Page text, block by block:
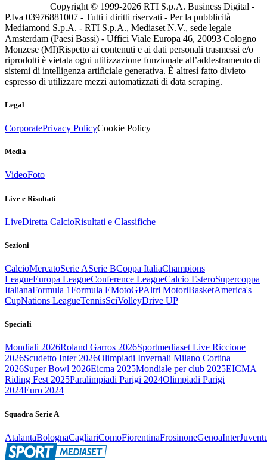
Copyright © 1999-2026 RTI S.p.A. Business Digital -
P.Iva 03976881007 - Tutti i diritti riservati - Per la pubblicità
Mediamond S.p.A. - RTI S.p.A., Mediaset N.V., sede legale
Amsterdam (Paesi Bassi) - Uffici Viale Europa 46, 20093 Cologno
Monzese (MI)Rispetto ai contenuti e ai dati personali trasmessi e/o
riprodotti è vietata ogni utilizzazione funzionale all’addestramento di
sistemi di intelligenza artificiale generativa. È altresì fatto divieto
espresso di utilizzare mezzi automatizzati di data scraping.
Legal
CorporatePrivacy PolicyCookie Policy
Media
VideoFoto
Live e Risultati
LiveDiretta CalcioRisultati e Classifiche
Sezioni
CalcioMercatoSerie ASerie BCoppa ItaliaChampions
LeagueEuropa LeagueConference LeagueCalcio EsteroSupercoppa
ItalianaFormula 1Formula EMotoGPAltri MotoriBasketAmerica's
CupNations LeagueTennisSciVolleyDrive UP
Speciali
Mondiali 2026Roland Garros 2026Sportmediaset Live Riccione
2026Scudetto Inter 2026Olimpiadi Invernali Milano Cortina
2026Super Bowl 2026Eicma 2025Mondiale per club 2025EICMA
Riding Fest 2025Paralimpiadi Parigi 2024Olimpiadi Parigi
2024Euro 2024
Squadra Serie A
AtalantaBolognaCagliariComoFiorentinaFrosinoneGenoaInter